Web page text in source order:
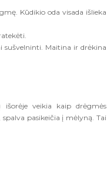
Kūdikio oda visada išlieka
sušvelninti. Maitina ir drėkina
išorėje veikia kaip drėgmės
pasikeičia į mėlyną. Tai